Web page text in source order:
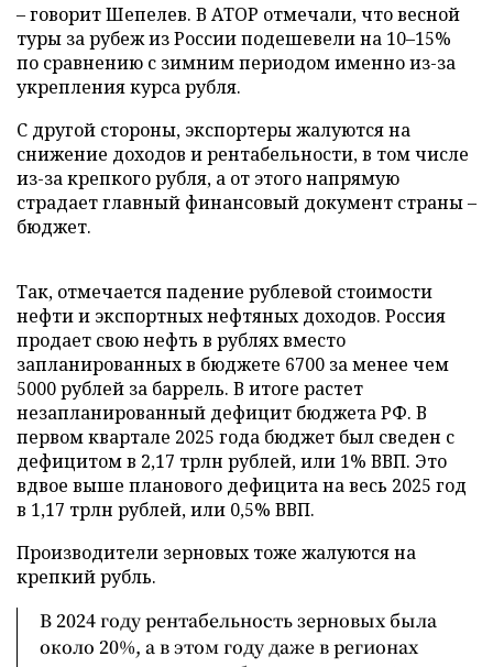
– говорит Шепелев. В АТОР отмечали, что весной
туры за рубеж из России подешевели на 10–15%
по сравнению с зимним периодом именно из-за
укрепления курса рубля.
С другой стороны, экспортеры жалуются на
снижение доходов и рентабельности, в том числе
из-за крепкого рубля, а от этого напрямую
страдает главный финансовый документ страны –
бюджет.
Так, отмечается падение рублевой стоимости
нефти и экспортных нефтяных доходов. Россия
продает свою нефть в рублях вместо
запланированных в бюджете 6700 за менее чем
5000 рублей за баррель. В итоге растет
незапланированный дефицит бюджета РФ. В
первом квартале 2025 года бюджет был сведен с
дефицитом в 2,17 трлн рублей, или 1% ВВП. Это
вдвое выше планового дефицита на весь 2025 год
в 1,17 трлн рублей, или 0,5% ВВП.
Производители зерновых тоже жалуются на
крепкий рубль.
В 2024 году рентабельность зерновых была
около 20%, а в этом году даже в регионах